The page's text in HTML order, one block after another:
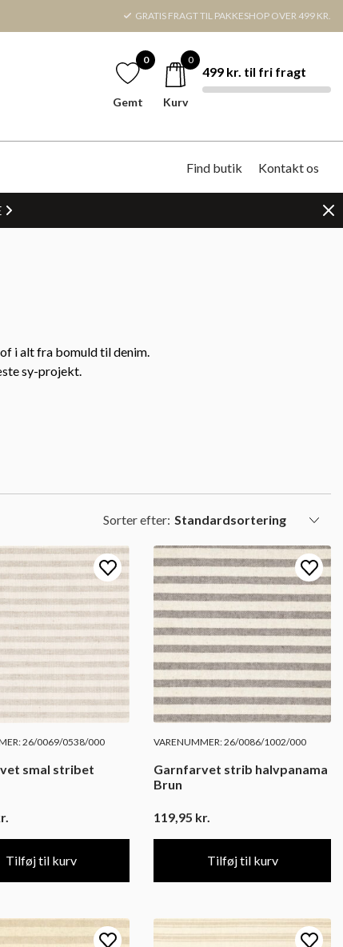
GRATIS FRAGT TIL PAKKESHOP OVER 499 KR.
0
Gemt
0
Kurv
499 kr. til fri fragt
Find butik Kontakt os
i alt fra bomuld til denim.
sy-projekt.
Sorter efter:
26/0069/0538/000
smal stribet
Tilføj til kurv
VARENUMMER: 26/0086/1002/000
Garnfarvet strib halvpanama
Brun
119,95 kr.
Tilføj til kurv